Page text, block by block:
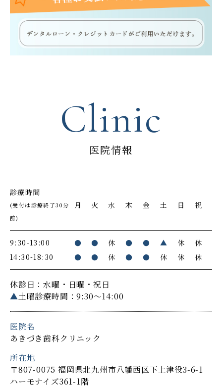
Clinic
医院情報
診療時間
(受付は診療終了30分
前)
月 火 水 木 金 土 日 祝
9:30-13:00 ● ● 休 ● ● ▲ 休
休
14:30-18:30
● ● 休 ● ● 休 休 休
休診日：水曜・日曜・祝日
▲土曜診療時間：9:30～14:00
医院名
あきづき歯科クリニック
所在地
〒807-0075 福岡県北九州市八幡西区下上津役3-6-1
ハーモナイズ361-1階